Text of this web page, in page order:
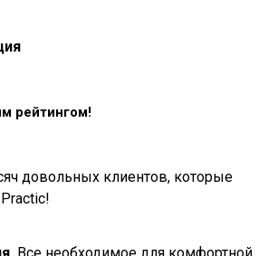
рейтингом!
довольных клиентов, которые